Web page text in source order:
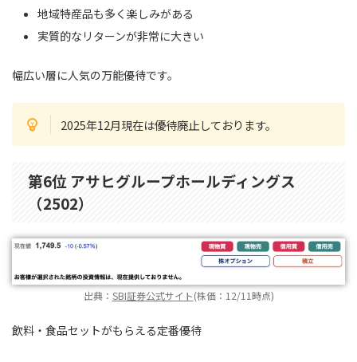
地域特産品も多く楽しみがある
実質的なリターンが非常に大きい
幅広い層に人気の万能優待です。
2025年12月現在は優待廃止しております。
第6位 アサヒグループホールディングス
（2502）
出典： SBI証券公式サイト(株価：12/11時点)
飲料・食品セットがもらえる定番優待